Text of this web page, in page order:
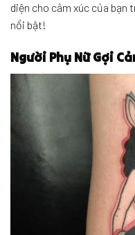
diện cho cảm xúc của bạn
nổi bật!
Người Phụ Nữ Gợi